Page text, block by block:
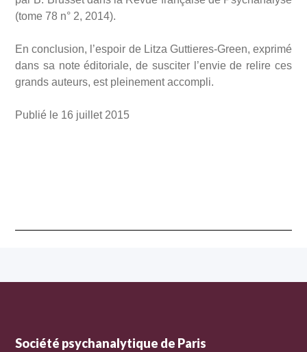
(tome 78 n° 2, 2014).
En conclusion, l’espoir de Litza Guttieres-Green, exprimé
dans sa note éditoriale, de susciter l’envie de relire ces
grands auteurs, est pleinement accompli.
Publié le 16 juillet 2015
Société psychanalytique de Paris